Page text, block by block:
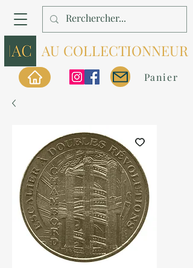
AU COLLECTIONNEUR
Panier